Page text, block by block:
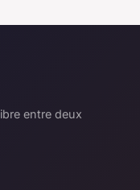
entre deux